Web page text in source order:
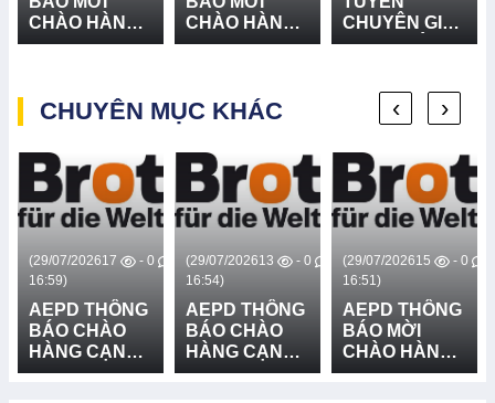
CHÀO HÀNG
CẠNH TRANH
CẢNH BÁO
DỰ ÁN BFTW
CHÀO HÀNG
CẠNH TRANH
THANH - DỰ
CHUYÊN GIA
THỰC HIỆN
RỦI RO THIÊN
TAI DỰA VÀO
CỘNG ĐỒNG
VÀ THÍCH
ỨNG VỚI
BIẾN ĐỔI KHÍ
HẬU, BAO
GỒM VẼ BẢN
ĐỒ THIÊN
TAI” - DA IKI
CHUYÊN MỤC KHÁC
(29/07/2026
16:59)
17 - 0
AEPD THÔNG
BÁO CHÀO
HÀNG CẠNH
TRANH CUNG
(29/07/2026
16:54)
13 - 0
AEPD THÔNG
BÁO CHÀO
HÀNG CẠNH
TRANH CUNG
(29/07/2026
16:51)
15 - 0
AEPD THÔNG
BÁO MỜI
CHÀO HÀNG
CẠNH TRANH
‹ ›